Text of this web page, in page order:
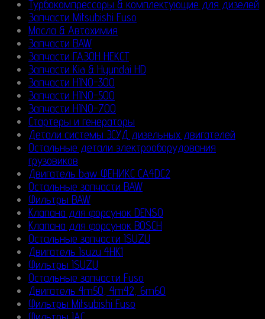
Турбокомпрессоры & комплектующие для дизелей
Запчасти Mitsubishi Fuso
Масла & Автохимия
Запчасти BAW
Запчасти ГАЗОН НЕКСТ
Запчасти Kia & Hyundai HD
Запчасти HINO-300
Запчасти HINO-500
Запчасти HINO-700
Стартеры и генераторы
Детали системы ЭСУД дизельных двигателей
Остальные детали электрооборудования
грузовиков
Двигатель baw ФЕНИКС CA4DC2
Остальные запчасти BAW
Фильтры BAW
Клапана для форсунок DENSO
Клапана для форсунок BOSCH
Остальные запчасти ISUZU
Двигатель Isuzu 4HK1
Фильтры ISUZU
Остальные запчасти Fuso
Двигатель 4m50, 4m42, 6m60
Фильтры Mitsubishi Fuso